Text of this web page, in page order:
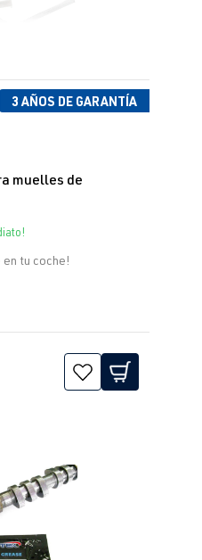
3 AÑOS DE GARANTÍA
0 de 5 estrellas
muelles de
en tu coche!